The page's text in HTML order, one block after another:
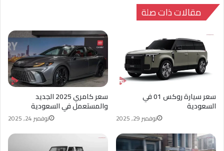
مقالات ذات صلة
سعر كامري 2025 الجديد
والمستعمل في السعودية
نوفمبر 24, 2025
سعر سيارة روكس 01 في
السعودية
نوفمبر 29, 2025